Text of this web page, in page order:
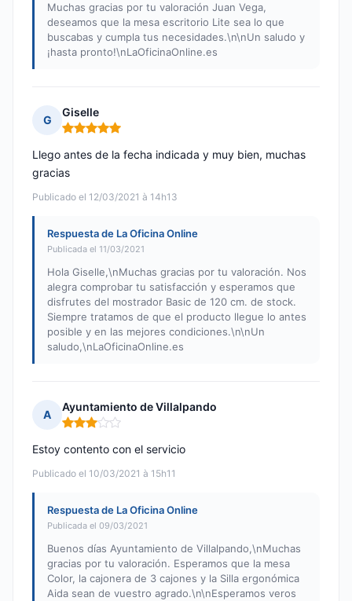
Muchas gracias por tu valoración Juan Vega,
deseamos que la mesa escritorio Lite sea lo que
buscabas y cumpla tus necesidades.\n\nUn saludo y
¡hasta pronto!\nLaOficinaOnline.es
G
Giselle
Nota: 5 de 5
Publicado el 12/03/2021 à 14h13
Llego antes de la fecha indicada y muy bien, muchas
gracias
Respuesta de La Oficina Online
Publicada el 11/03/2021
Hola Giselle,\nMuchas gracias por tu valoración. Nos
alegra comprobar tu satisfacción y esperamos que
disfrutes del mostrador Basic de 120 cm. de stock.
Siempre tratamos de que el producto llegue lo antes
posible y en las mejores condiciones.\n\nUn
saludo,\nLaOficinaOnline.es
A
Ayuntamiento de Villalpando
Nota: 3 de 5
Publicado el 10/03/2021 à 15h11
Estoy contento con el servicio
Respuesta de La Oficina Online
Publicada el 09/03/2021
Buenos días Ayuntamiento de Villalpando,\nMuchas
gracias por tu valoración. Esperamos que la mesa
Color, la cajonera de 3 cajones y la Silla ergonómica
Aida sean de vuestro agrado.\n\nEsperamos veros